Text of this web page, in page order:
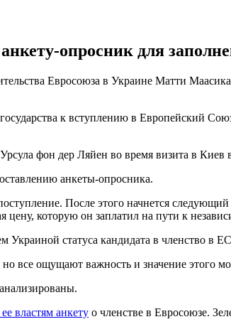
опросник для
Евросоюза в Украине Матти
к вступлению в Европейский
фон дер Ляйен во время визита в
анкеты-опросника.
После этого начнется
которую он заплатил на пути к
Украиной статуса кандидата в членство в
все ощущают важность и значение этого
властям анкету о членстве в Евросоюзе.